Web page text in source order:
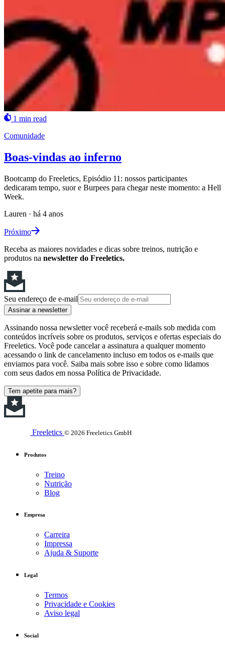
1 min read
Comunidade
Boas-vindas ao inferno
Bootcamp do Freeletics, Episódio 11: nossos participantes
dedicaram tempo, suor e Burpees para chegar neste momento: a Hell
Week.
Lauren · há 4 anos
Próximo
Receba as maiores novidades e dicas sobre treinos, nutrição e
produtos na newsletter do Freeletics.
Seu endereço de e-mail
Assinar a newsletter
Assinando nossa newsletter você receberá e-mails sob medida com
conteúdos incríveis sobre os produtos, serviços e ofertas especiais do
Freeletics. Você pode cancelar a assinatura a qualquer momento
acessando o link de cancelamento incluso em todos os e-mails que
enviamos para você. Saiba mais sobre isso e sobre como lidamos
com seus dados em nossa Política de Privacidade.
Tem apetite para mais?
Freeletics © 2026 Freeletics GmbH
Produtos
Treino
Nutrição
Blog
Empresa
Carreira
Impressa
Ajuda & Suporte
Legal
Termos
Privacidade e Cookies
Aviso legal
Social